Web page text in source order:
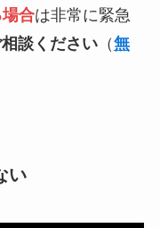
合は非常に緊急
談ください（無
い